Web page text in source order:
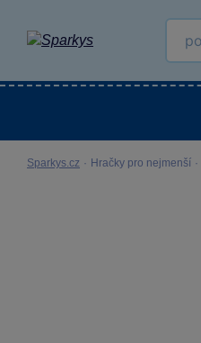
Sparkys.cz · Hračky pro nejmenší ·